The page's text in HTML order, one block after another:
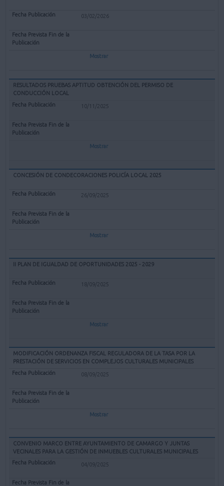
03/02/2026
Mostrar
RESULTADOS PRUEBAS APTITUD OBTENCIÓN DEL PERMISO DE
CONDUCCIÓN LOCAL
10/11/2025
Mostrar
CONCESIÓN DE CONDECORACIONES POLICÍA LOCAL 2025
26/09/2025
Mostrar
II PLAN DE IGUALDAD DE OPORTUNIDADES 2025 - 2029
18/09/2025
Mostrar
MODIFICACIÓN ORDENANZA FISCAL REGULADORA DE LA TASA POR LA
PRESTACIÓN DE SERVICIOS EN COMPLEJOS CULTURALES MUNICIPALES
08/09/2025
Mostrar
CONVENIO MARCO ENTRE AYUNTAMIENTO DE CAMARGO Y JUNTAS
VECINALES PARA LA GESTIÓN DE INMUEBLES CULTURALES MUNICIPALES
04/09/2025